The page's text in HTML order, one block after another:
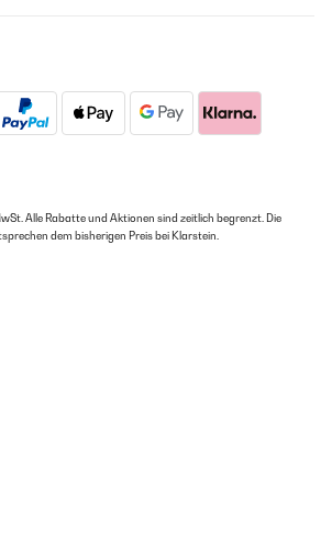
Alle Rabatte und Aktionen sind zeitlich begrenzt. Die
dem bisherigen Preis bei Klarstein.